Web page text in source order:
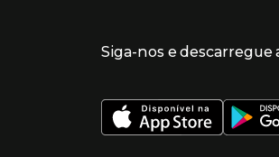
nueva ventana)
Siga-nos e descarregue